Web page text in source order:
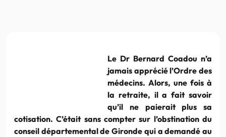
Le Dr Bernard Coadou n’a
jamais apprécié l’Ordre des
médecins. Alors, une fois à
la retraite, il a fait savoir
qu’il ne paierait plus sa
cotisation. C’était sans compter sur l’obstination du
conseil départemental de Gironde qui a demandé au